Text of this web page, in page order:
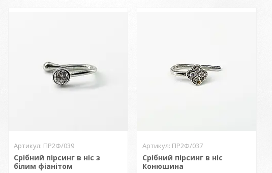
ПР2Ф/039
Срібний пірсинг в ніс з
білим фіанітом
ПР2Ф/037
Срібний пірсинг в ніс
Конюшина